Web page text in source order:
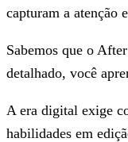
capturam a atenção
Sabemos que o
detalhado, você
A era digital exige
habilidades em